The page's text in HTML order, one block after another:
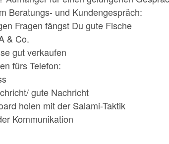
Beratungs- und Kundengespräch:
Fragen fängst Du gute Fische
& Co.
gut verkaufen
fürs Telefon:
gute Nachricht
holen mit der Salami-Taktik
Kommunikation